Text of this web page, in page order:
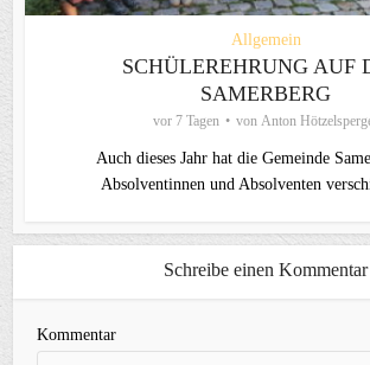
Allgemein
SCHÜLEREHRUNG AUF
SAMERBERG
vor 7 Tagen von Anton
Auch dieses Jahr hat die Gemeinde
Absolventinnen und Absolventen
Schreibe einen Kommentar
Kommentar